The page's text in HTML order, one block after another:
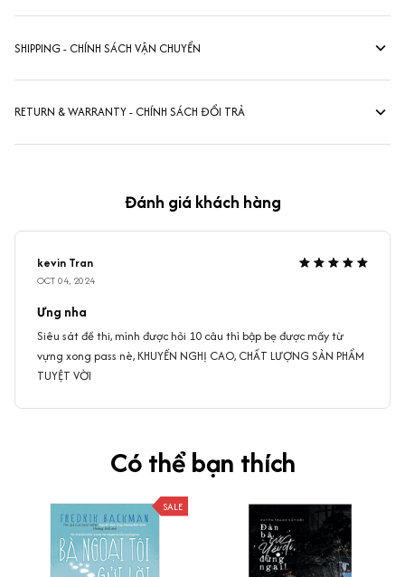
SHIPPING - CHÍNH SÁCH VẬN CHUYỂN
RETURN & WARRANTY - CHÍNH SÁCH ĐỔI TRẢ
Đánh giá khách hàng
kevin Tran
OCT 04, 2024
Ưng nha
Siêu sát đề thi, mình được hỏi 10 câu thì bập bẹ được mấy từ
vựng xong pass nè, KHUYẾN NGHỊ CAO, CHẤT LƯỢNG SẢN PHẨM
TUYỆT VỜI
Có thể bạn thích
SALE